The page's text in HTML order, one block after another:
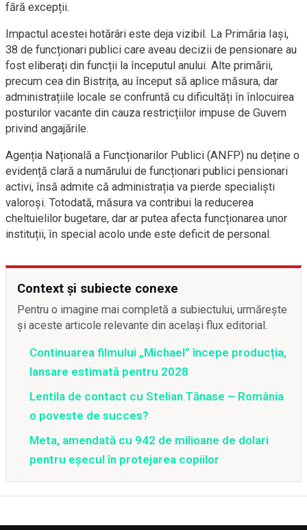
fără excepții.
Impactul acestei hotărâri este deja vizibil. La Primăria Iași,
38 de funcționari publici care aveau decizii de pensionare au
fost eliberați din funcții la începutul anului. Alte primării,
precum cea din Bistrița, au început să aplice măsura, dar
administrațiile locale se confruntă cu dificultăți în înlocuirea
posturilor vacante din cauza restricțiilor impuse de Guvern
privind angajările.
Agenția Națională a Funcționarilor Publici (ANFP) nu deține o
evidență clară a numărului de funcționari publici pensionari
activi, însă admite că administrația va pierde specialiști
valoroși. Totodată, măsura va contribui la reducerea
cheltuielilor bugetare, dar ar putea afecta funcționarea unor
instituții, în special acolo unde este deficit de personal.
Context și subiecte conexe
Pentru o imagine mai completă a subiectului, urmărește
și aceste articole relevante din același flux editorial.
Continuarea filmului „Michael” începe producția,
lansare estimată pentru 2028
Lentila de contact cu Stelian Tănase – România
o poveste de succes?
Meta, amendată cu 942 de milioane de dolari
pentru eșecul în protejarea copiilor